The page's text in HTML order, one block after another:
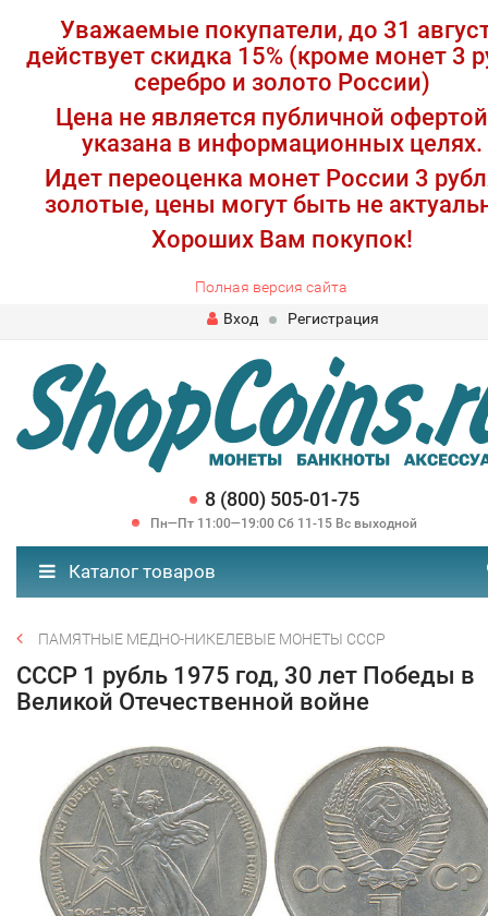
Уважаемые покупатели, до 31
действует скидка 15% (кроме монет 3
серебро и золото России)
Цена не является публичной
указана в информационных целях.
Идет переоценка монет России 3
золотые, цены могут быть не
Хороших Вам покупок!
Полная версия сайта
Вход
Регистрация
8 (800) 505-01-75
Пн—Пт 11:00—19:00 Сб 11-15 Вс выходной
Каталог товаров
ПАМЯТНЫЕ МЕДНО-НИКЕЛЕВЫЕ МОНЕТЫ СССР
СССР 1 рубль 1975 год, 30 лет Победы в
Великой Отечественной войне